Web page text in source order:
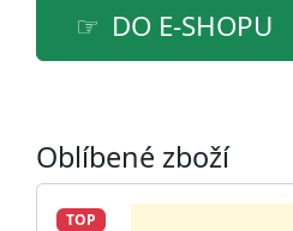
DO E-SHOPU
Oblíbené zboží
TOP